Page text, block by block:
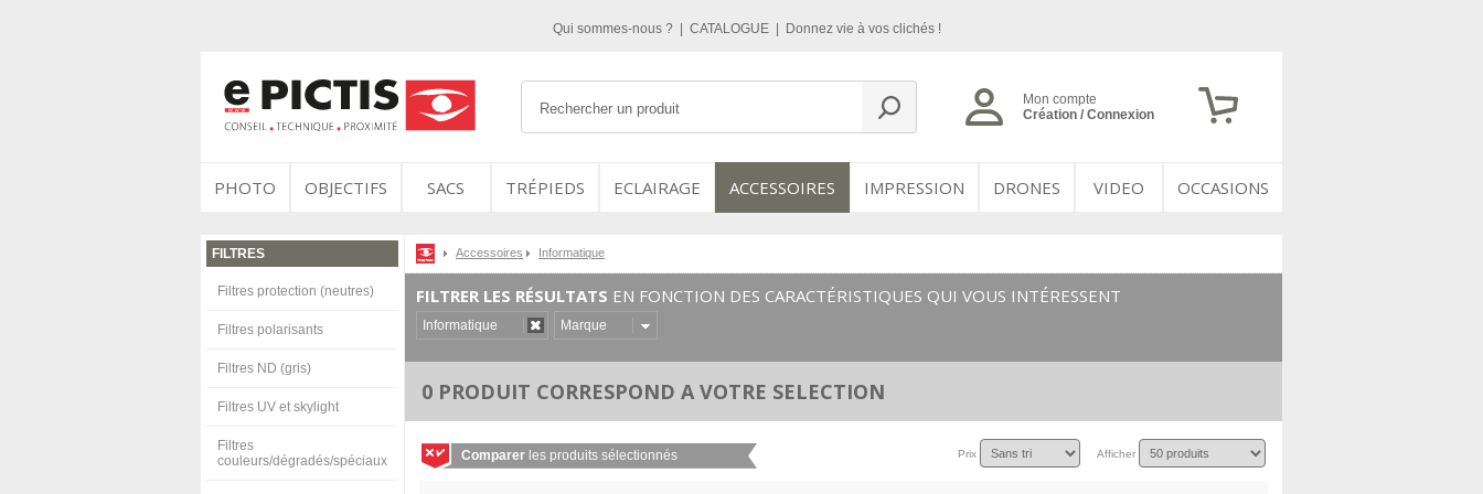
Qui sommes-nous ? CATALOGUE Donnez vie à vos clichés !
Mon compte
Création / Connexion
PHOTO OBJECTIFS SACS TRÉPIEDS ECLAIRAGE ACCESSOIRES IMPRESSION DRONES VIDEO OCCASIONS
FILTRES
Filtres protection (neutres)
Filtres polarisants
Filtres ND (gris)
Filtres UV et skylight
Filtres
couleurs/dégradés/spéciaux
Accessoires Informatique
FILTRER LES RÉSULTATS EN FONCTION DES CARACTÉRISTIQUES QUI VOUS INTÉRESSENT
Informatique Marque
0 PRODUIT CORRESPOND A VOTRE SELECTION
Afficher
Prix
Comparer les produits sélectionnés